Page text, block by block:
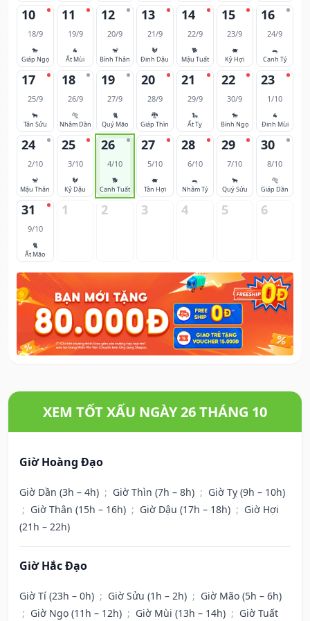
10
18/9
🐎
Giáp Ngọ
11
19/9
🐐
Ất Mùi
12
20/9
🐒
Bính Thân
13
21/9
🐓
Đinh Dậu
14
22/9
🐕
Mậu Tuất
15
23/9
🐖
Kỷ Hợi
16
24/9
🐀
Canh Tý
17
25/9
🐂
Tân Sửu
18
26/9
🐅
Nhâm Dần
19
27/9
🐈
Quý Mão
20
28/9
🐉
Giáp Thìn
21
29/9
🐍
Ất Tỵ
22
30/9
🐎
Bính Ngọ
23
1/10
🐐
Đinh Mùi
24
2/10
🐒
Mậu Thân
25
3/10
🐓
Kỷ Dậu
26
4/10
🐕
Canh Tuất
27
5/10
🐖
Tân Hợi
28
6/10
🐀
Nhâm Tý
29
7/10
🐂
Quý Sửu
30
8/10
🐅
Giáp Dần
31
9/10
🐈
Ất Mão
1 2 3 4 5 6
XEM TỐT XẤU NGÀY 26 THÁNG 10
Giờ Hoàng Đạo
Giờ Dần (3h – 4h) ; Giờ Thìn (7h – 8h) ; Giờ Tỵ (9h – 10h)
; Giờ Thân (15h – 16h) ; Giờ Dậu (17h – 18h) ; Giờ Hợi
(21h – 22h)
Giờ Hắc Đạo
Giờ Tí (23h – 0h) ; Giờ Sửu (1h – 2h) ; Giờ Mão (5h – 6h)
; Giờ Ngọ (11h – 12h) ; Giờ Mùi (13h – 14h) ; Giờ Tuất